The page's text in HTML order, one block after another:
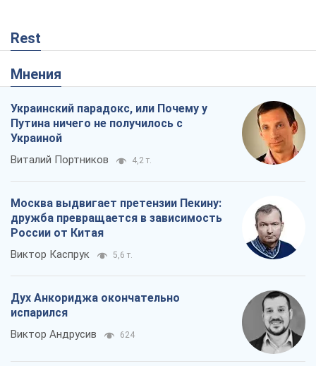
Rest
Мнения
Украинский парадокс, или Почему у
Путина ничего не получилось с
Украиной
Виталий Портников 4,2 т.
Москва выдвигает претензии Пекину:
дружба превращается в зависимость
России от Китая
Виктор Каспрук 5,6 т.
Дух Анкориджа окончательно
испарился
Виктор Андрусив 624